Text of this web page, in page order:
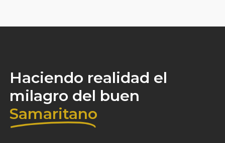
Haciendo realidad el
milagro del buen
Samaritano